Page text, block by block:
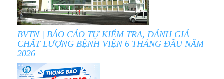
BVTN | BÁO CÁO TỰ KIỂM TRA, ĐÁNH GIÁ
CHẤT LƯỢNG BỆNH VIỆN 6 THÁNG ĐẦU NĂM
2026